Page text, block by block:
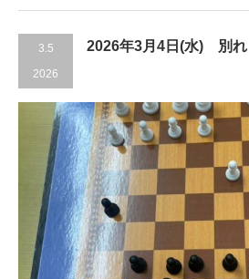
3.5
2026
2026年3月4日(水) 別れ